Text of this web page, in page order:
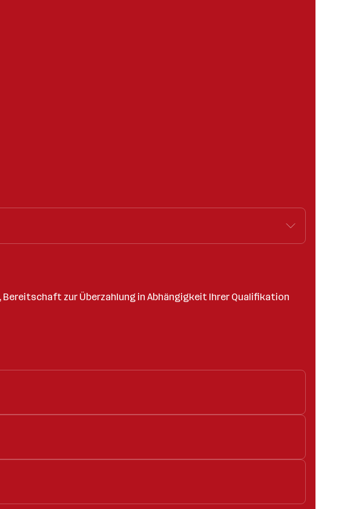
zur Überzahlung in Abhängigkeit Ihrer Qualifikation